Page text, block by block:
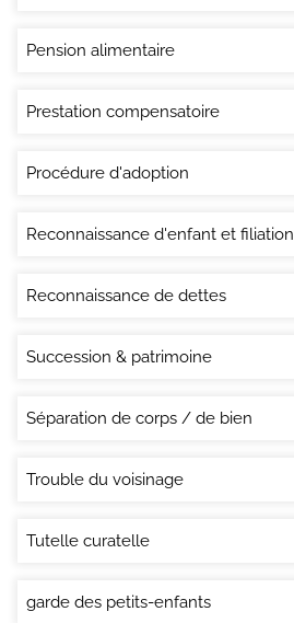
Pension alimentaire
Prestation compensatoire
Procédure d'adoption
Reconnaissance d'enfant et filiation
Reconnaissance de dettes
Succession & patrimoine
Séparation de corps / de bien
Trouble du voisinage
Tutelle curatelle
garde des petits-enfants